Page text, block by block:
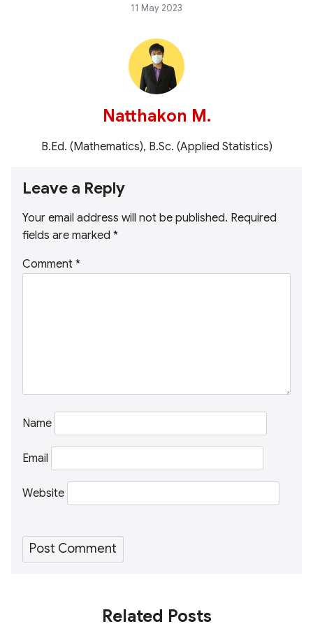
11 May 2023
Natthakon M.
B.Ed. (Mathematics), B.Sc. (Applied Statistics)
Leave a Reply
Your email address will not be published. Required
fields are marked *
Comment *
Name
Email
Website
Related Posts